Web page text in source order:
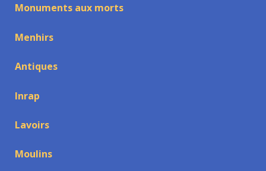
Monuments aux morts
Menhirs
Antiques
Inrap
Lavoirs
Moulins